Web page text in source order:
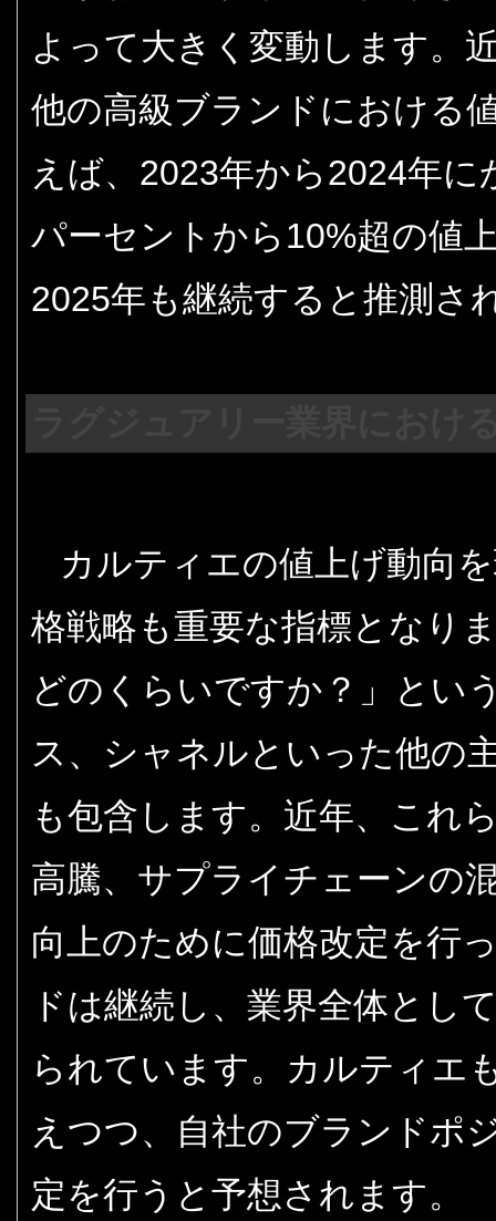
よって大きく変動します。
他の高級ブランドにおける
えば、2023年から2024年
パーセントから10%超の値
2025年も継続すると推測さ
カルティエの値上げ動向
格戦略も重要な指標となり
どのくらいですか？」とい
ス、シャネルといった他の
も包含します。近年、これ
高騰、サプライチェーンの
向上のために価格改定を行
ドは継続し、業界全体とし
られています。カルティエ
えつつ、自社のブランドポ
定を行うと予想されます。